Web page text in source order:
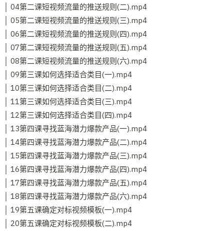
│ 04第二课短视频流量的推送规则(二).mp4
│ 05第二课短视频流量的推送规则(三).mp4
│ 06第二课短视频流量的推送规则(四).mp4
│ 07第二课短视频流量的推送规则(五).mp4
│ 08第二课短视频流量的推送规则(六).mp4
│ 09第三课如何选择适合类目(一).mp4
│ 10第三课如何选择适合类目(二).mp4
│ 11第三课如何选择适合类目(三).mp4
│ 12第三课如何选择适合类目(四).mp4
│ 13第四课寻找蓝海潜力爆款产品(一).mp4
│ 14第四课寻找蓝海潜力爆款产品(二).mp4
│ 15第四课寻找蓝海潜力爆款产品(三).mp4
│ 16第四课寻找蓝海潜力爆款产品(四).mp4
│ 17第四课寻找蓝海潜力爆款产品(五).mp4
│ 18第四课寻找蓝海潜力爆款产品(六).mp4
│ 19第五课确定对标视频模板(一).mp4
│ 20第五课确定对标视频模板(二).mp4